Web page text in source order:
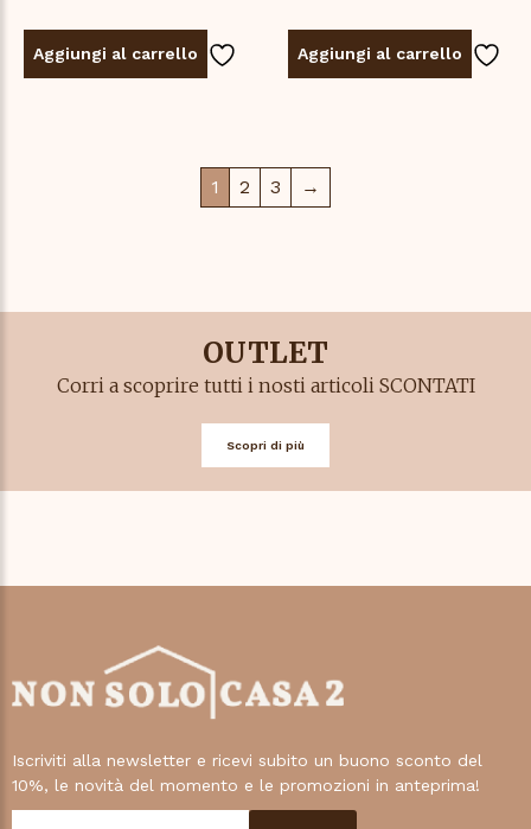
Aggiungi al carrello Aggiungi al carrello
1 2 3 →
OUTLET
Corri a scoprire tutti i nosti articoli SCONTATI
Scopri di più
Iscriviti alla newsletter e ricevi subito un buono sconto del
10%, le novità del momento e le promozioni in anteprima!